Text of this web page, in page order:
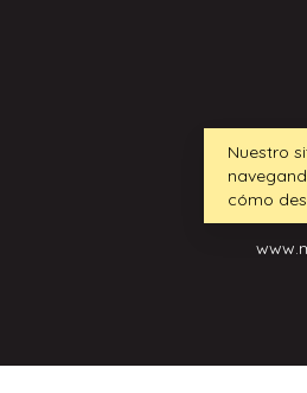
Nuestro
cómo